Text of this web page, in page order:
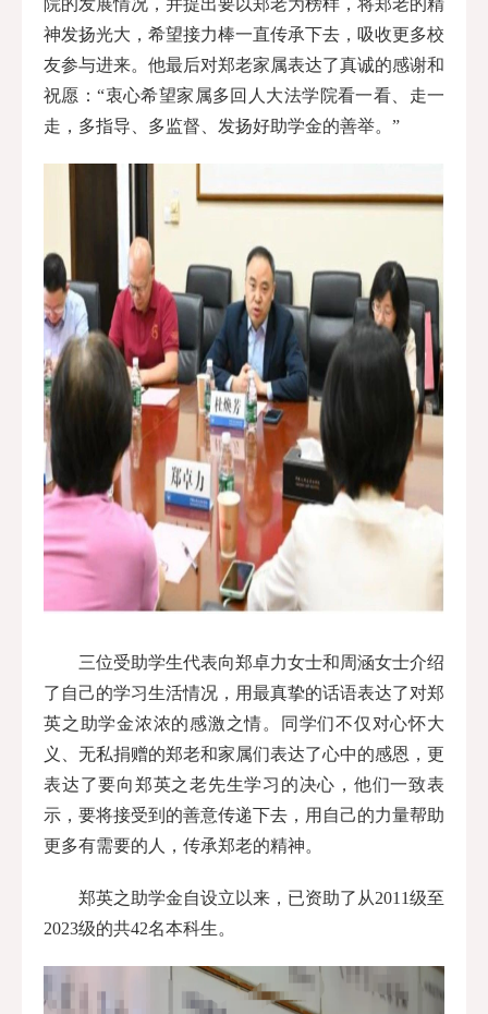
院的发展情况，并提出要以郑老为榜样，将郑老的精
神发扬光大，希望接力棒一直传承下去，吸收更多校
友参与进来。他最后对郑老家属表达了真诚的感谢和
祝愿：“衷心希望家属多回人大法学院看一看、走一
走，多指导、多监督、发扬好助学金的善举。”
三位受助学生代表向郑卓力女士和周涵女士介绍
了自己的学习生活情况，用最真挚的话语表达了对郑
英之助学金浓浓的感激之情。同学们不仅对心怀大
义、无私捐赠的郑老和家属们表达了心中的感恩，更
表达了要向郑英之老先生学习的决心，他们一致表
示，要将接受到的善意传递下去，用自己的力量帮助
更多有需要的人，传承郑老的精神。
郑英之助学金自设立以来，已资助了从2011级至
2023级的共42名本科生。